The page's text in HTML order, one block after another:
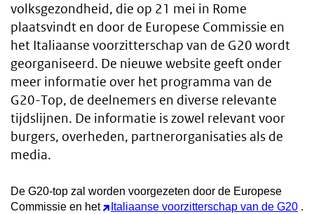
volksgezondheid, die op 21 mei in Rome
plaatsvindt en door de Europese Commissie en
het Italiaanse voorzitterschap van de G20 wordt
georganiseerd. De nieuwe website geeft onder
meer informatie over het programma van de
G20-Top, de deelnemers en diverse relevante
tijdslijnen. De informatie is zowel relevant voor
burgers, overheden, partnerorganisaties als de
media.
De G20-top zal worden voorgezeten door de Europese
Commissie en het
Italiaanse voorzitterschap van de G20 .